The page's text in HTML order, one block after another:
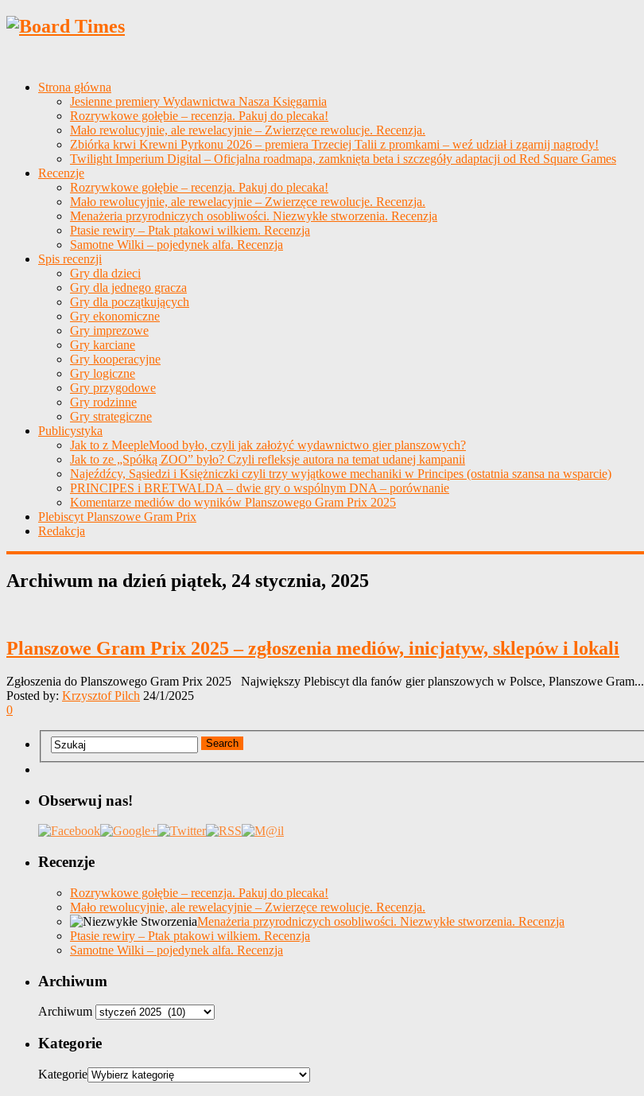
Strona główna
Jesienne premiery Wydawnictwa Nasza Księgarnia
Rozrywkowe gołębie – recenzja. Pakuj do plecaka!
Mało rewolucyjnie, ale rewelacyjnie – Zwierzęce rewolucje. Recenzja.
Zbiórka krwi Krewni Pyrkonu 2026 – premiera Trzeciej Talii z promkami – weź udział i zgarnij nagrody!
Twilight Imperium Digital – Oficjalna roadmapa, zamknięta beta i szczegóły adaptacji od Red Square Games
Recenzje
Rozrywkowe gołębie – recenzja. Pakuj do plecaka!
Mało rewolucyjnie, ale rewelacyjnie – Zwierzęce rewolucje. Recenzja.
Menażeria przyrodniczych osobliwości. Niezwykłe stworzenia. Recenzja
Ptasie rewiry – Ptak ptakowi wilkiem. Recenzja
Samotne Wilki – pojedynek alfa. Recenzja
Spis recenzji
Gry dla dzieci
Gry dla jednego gracza
Gry dla początkujących
Gry ekonomiczne
Gry imprezowe
Gry karciane
Gry kooperacyjne
Gry logiczne
Gry przygodowe
Gry rodzinne
Gry strategiczne
Publicystyka
Jak to z MeepleMood było, czyli jak założyć wydawnictwo gier planszowych?
Jak to ze „Spółką ZOO” było? Czyli refleksje autora na temat udanej kampanii
Najeźdźcy, Sąsiedzi i Księżniczki czyli trzy wyjątkowe mechaniki w Principes (ostatnia szansa na wsparcie)
PRINCIPES i BRETWALDA – dwie gry o wspólnym DNA – porównanie
Komentarze mediów do wyników Planszowego Gram Prix 2025
Plebiscyt Planszowe Gram Prix
Redakcja
Archiwum na dzień piątek, 24 stycznia, 2025
Planszowe Gram Prix 2025 – zgłoszenia mediów, inicjatyw, sklepów i lokali
Zgłoszenia do Planszowego Gram Prix 2025 Największy Plebiscyt dla fanów gier planszowych w Polsce, Planszowe Gram...
Posted by: Krzysztof Pilch 24/1/2025
0
Obserwuj nas!
Recenzje
Rozrywkowe gołębie – recenzja. Pakuj do plecaka!
Mało rewolucyjnie, ale rewelacyjnie – Zwierzęce rewolucje. Recenzja.
Menażeria przyrodniczych osobliwości. Niezwykłe stworzenia. Recenzja
Ptasie rewiry – Ptak ptakowi wilkiem. Recenzja
Samotne Wilki – pojedynek alfa. Recenzja
Archiwum
Archiwum
Kategorie
Kategorie